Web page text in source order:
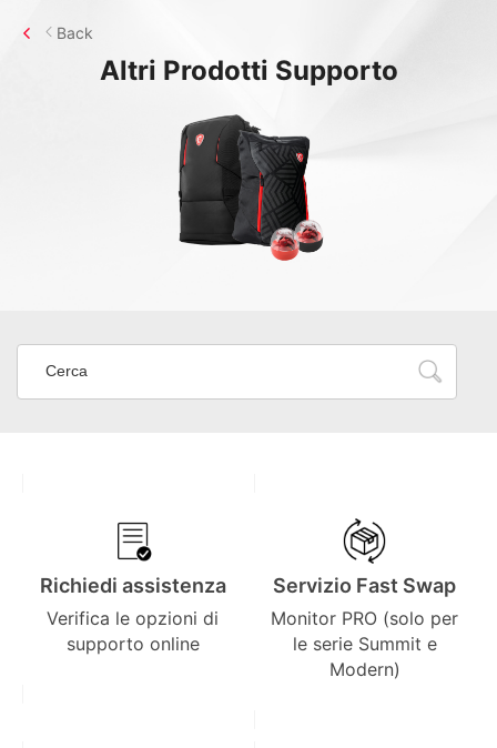
Altri Prodotti Supporto
Back
Richiedi assistenza
Verifica le opzioni di
supporto online
Servizio Fast Swap
Monitor PRO (solo per
le serie Summit e
Modern)